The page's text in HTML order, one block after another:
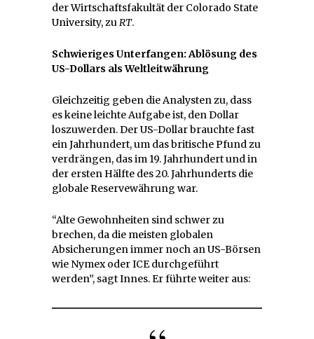
der Wirtschaftsfakultät der Colorado State
University, zuRT.
Schwieriges Unterfangen: Ablösung des
US-Dollars als Weltleitwährung
Gleichzeitig geben die Analysten zu, dass
es keine leichte Aufgabe ist, den Dollar
loszuwerden. Der US-Dollar brauchte fast
ein Jahrhundert, um das britische Pfund zu
verdrängen, das im 19. Jahrhundert und in
der ersten Hälfte des 20. Jahrhunderts die
globale Reservewährung war.
“Alte Gewohnheiten sind schwer zu
brechen, da die meisten globalen
Absicherungen immer noch an US-Börsen
wie Nymex oder ICE durchgeführt
werden”, sagt Innes. Er führte weiter aus: